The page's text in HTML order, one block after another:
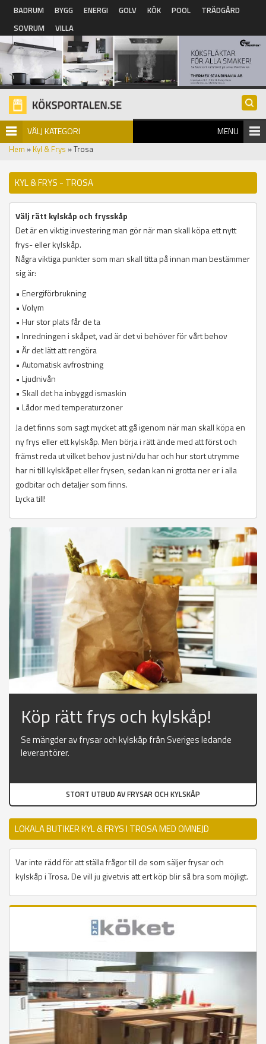
Hoppa till huvudinnehåll
BADRUM BYGG ENERGI GOLV KÖK POOL
TRÄDGÅRD
SOVRUM
VILLA
VÄLJ KATEGORI MENU
Hem » Kyl & Frys » Trosa
KYL & FRYS - TROSA
Välj rätt kylskåp och frysskåp
Det är en viktig investering man gör när man skall köpa ett nytt
frys- eller kylskåp.
Några viktiga punkter som man skall titta på innan man bestämmer
sig är:
• Energiförbrukning
• Volym
• Hur stor plats får de ta
• Inredningen i skåpet, vad är det vi behöver för vårt behov
• Är det lätt att rengöra
• Automatisk avfrostning
• Ljudnivån
• Skall det ha inbyggd ismaskin
• Lådor med temperaturzoner
Ja det finns som sagt mycket att gå igenom när man skall köpa en
ny frys eller ett kylskåp. Men börja i rätt ände med att först och
främst reda ut vilket behov just ni/du har och hur stort utrymme
har ni till kylskåpet eller frysen, sedan kan ni grotta ner er i alla
godbitar och detaljer som finns.
Lycka till!
Köp rätt frys och kylskåp!
Se mängder av frysar och kylskåp från Sveriges ledande
leverantörer.
STORT UTBUD AV FRYSAR OCH KYLSKÅP
LOKALA BUTIKER KYL & FRYS I TROSA MED OMNEJD
Var inte rädd för att ställa frågor till de som säljer frysar och
kylskåp i Trosa. De vill ju givetvis att ert köp blir så bra som möjligt.